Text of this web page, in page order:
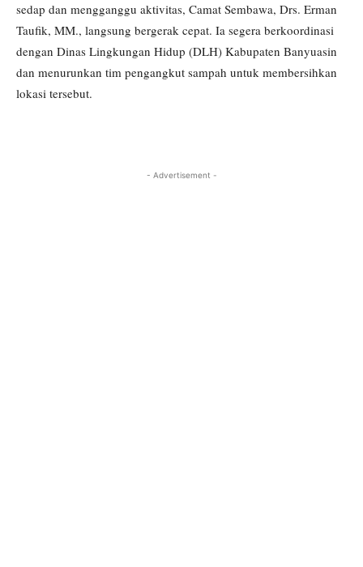
sedap dan mengganggu aktivitas, Camat Sembawa, Drs. Erman
Taufik, MM., langsung bergerak cepat. Ia segera berkoordinasi
dengan Dinas Lingkungan Hidup (DLH) Kabupaten Banyuasin
dan menurunkan tim pengangkut sampah untuk membersihkan
lokasi tersebut.
- Advertisement -